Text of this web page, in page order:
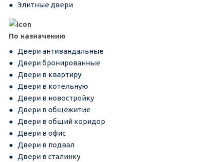
Элитные двери
По назначению
Двери антивандальные
Двери бронированные
Двери в квартиру
Двери в котельную
Двери в новостройку
Двери в общежитие
Двери в общий коридор
Двери в офис
Двери в подвал
Двери в сталинку